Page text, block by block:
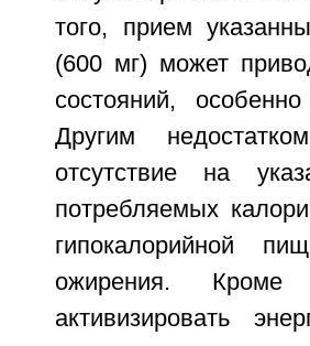
того, прием
(600 мг) может
состояний,
Другим
отсутствие на
потребляемых
гипокалорийной
ожирения.
активизировать